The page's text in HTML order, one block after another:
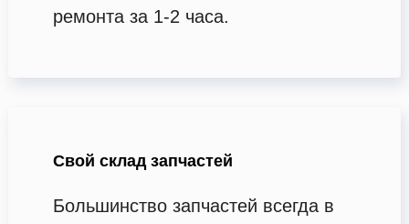
ремонта за 1-2 часа.
Свой склад запчастей
Большинство запчастей всегда в